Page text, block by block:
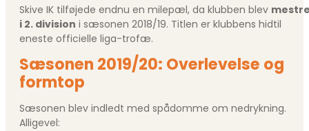
Skive IK tilføjede endnu en milepæl, da klubben blev
i 2. division i sæsonen 2018/19. Titlen er klubbens hidtil
eneste officielle liga-trofæ.
Sæsonen 2019/20: Overlevelse og
formtop
Sæsonen blev indledt med spådomme om nedrykning.
Alligevel: